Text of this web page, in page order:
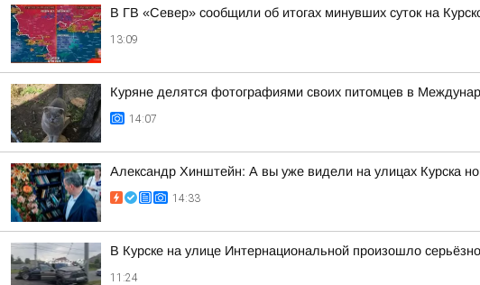
В ГВ «Север» сообщили об итогах минувших суток на
13:09
Куряне делятся фотографиями своих питомцев в
14:07
Александр Хинштейн: А вы уже видели на улицах Курска
14:33
В Курске на улице Интернациональной произошло
11:24